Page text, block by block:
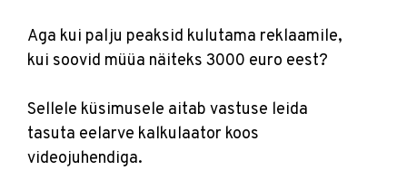
Aga kui palju peaksid kulutama reklaamile,
kui soovid müüa näiteks 3000 euro eest?
Sellele küsimusele aitab vastuse leida
tasuta eelarve kalkulaator koos
videojuhendiga.